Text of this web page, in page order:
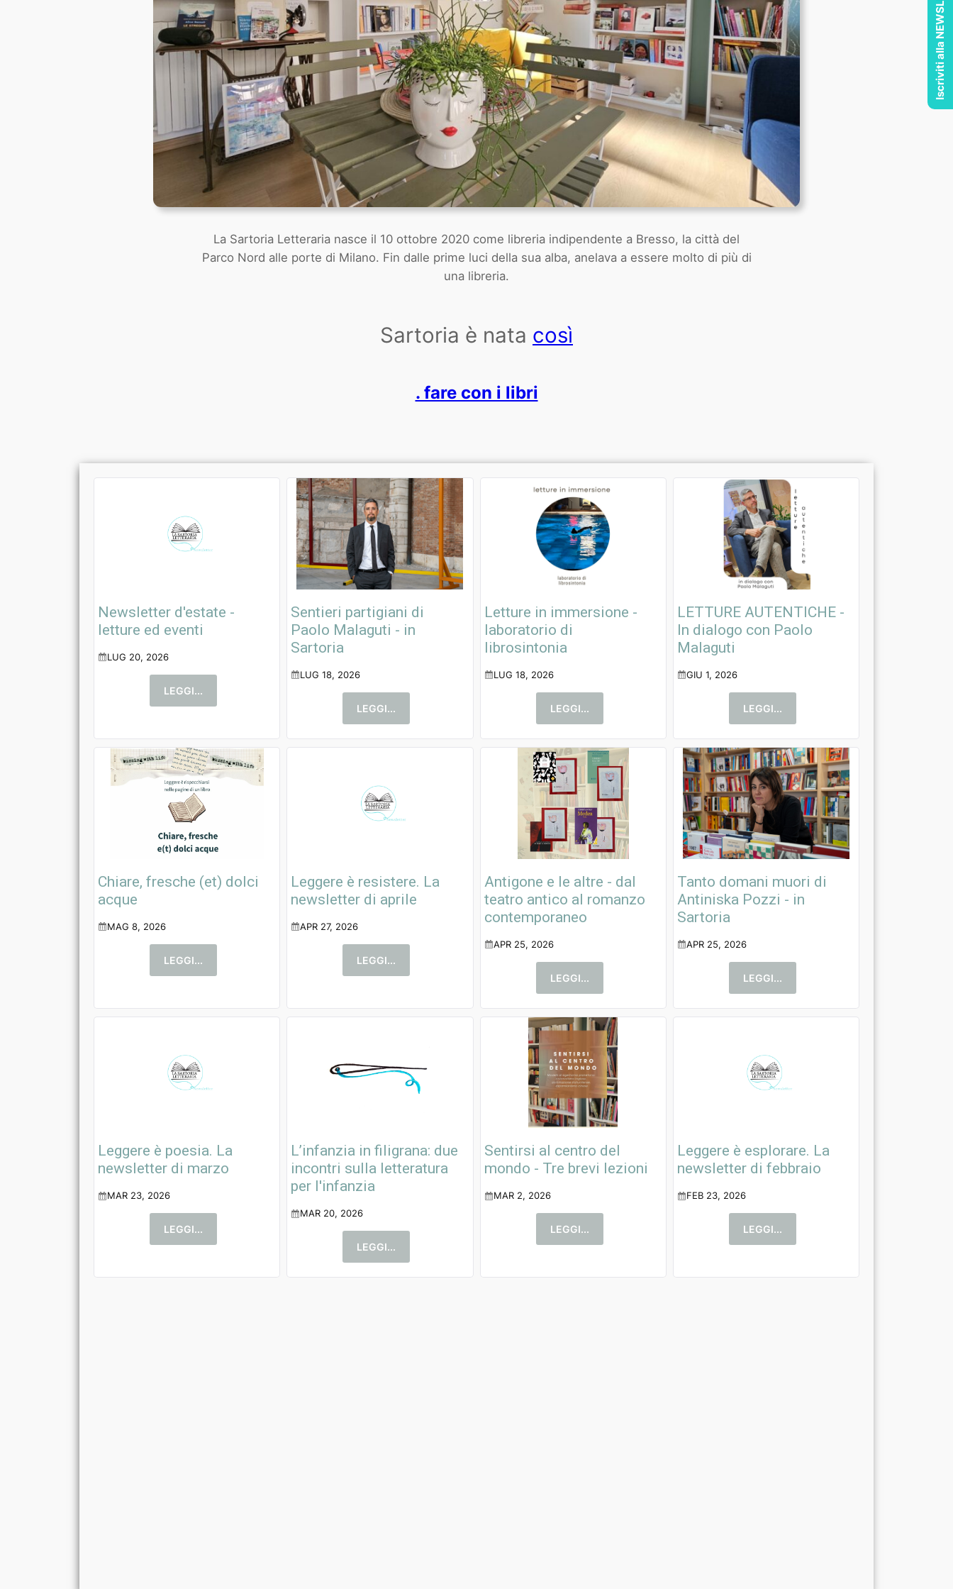
La Sartoria Letteraria nasce il 10 ottobre 2020 come libreria indipendente a Bresso, la città del
Parco Nord alle porte di Milano. Fin dalle prime luci della sua alba, anelava a essere molto di più di
una libreria.
Sartoria è nata così
. fare con i libri
Newsletter d'estate -
letture ed eventi
LUG 20, 2026
LEGGI...
Sentieri partigiani di
Paolo Malaguti - in
Sartoria
LUG 18, 2026
LEGGI...
Letture in immersione -
laboratorio di
librosintonia
LUG 18, 2026
LEGGI...
LETTURE AUTENTICHE -
In dialogo con Paolo
Malaguti
GIU 1, 2026
LEGGI...
Chiare, fresche (et) dolci
acque
MAG 8, 2026
LEGGI...
Leggere è resistere. La
newsletter di aprile
APR 27, 2026
LEGGI...
Antigone e le altre - dal
teatro antico al romanzo
contemporaneo
APR 25, 2026
LEGGI...
Tanto domani muori di
Antiniska Pozzi - in
Sartoria
APR 25, 2026
LEGGI...
Leggere è poesia. La
newsletter di marzo
MAR 23, 2026
LEGGI...
L’infanzia in filigrana: due
incontri sulla letteratura
per l'infanzia
MAR 20, 2026
LEGGI...
Sentirsi al centro del
mondo - Tre brevi lezioni
MAR 2, 2026
LEGGI...
Leggere è esplorare. La
newsletter di febbraio
FEB 23, 2026
LEGGI...
Iscriviti alla NEWSLETTER